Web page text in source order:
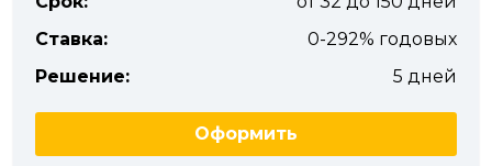
Ставка:
0-292% годовых
Решение:
5 дней
Оформить